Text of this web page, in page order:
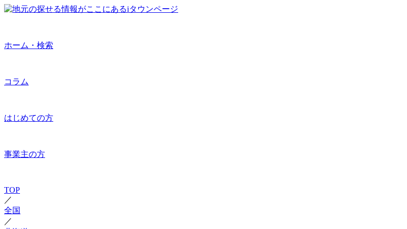
ホーム・検索
コラム
はじめての方
事業主の方
TOP
／
全国
／